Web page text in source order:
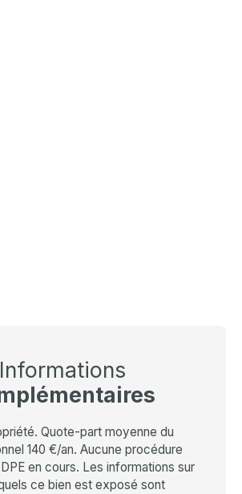
Informations
Quote-part moyenne du
140 €/an. Aucune procédure
en cours. Les informations sur
ce bien est exposé sont